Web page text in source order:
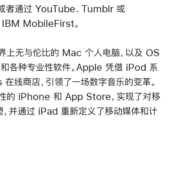
者通过 YouTube、Tumblr 或
MobileFirst。
上无与伦比的 Mac 个人电脑，以及 OS
各种专业性软件。Apple 凭借 iPod 系
线商店，引领了一场数字音乐的变革。
的 iPhone 和 App Store，实现了对移
，并通过 iPad 重新定义了移动媒体和计